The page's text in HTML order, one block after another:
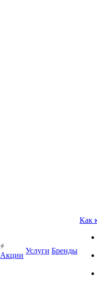
Акции
Услуги Бренды
Как